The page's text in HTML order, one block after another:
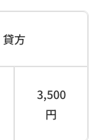
貸方
3,500
円